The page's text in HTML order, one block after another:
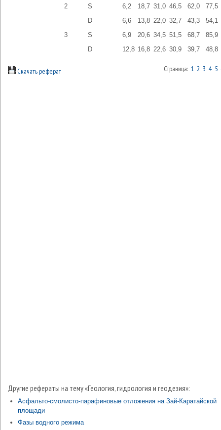
2 S 6,2 18,7 31,0 46,5 62,0
77,5
D
6,6 13,8 22,0 32,7 43,3
54,1
3
S 6,9 20,6 34,5 51,5 68,7
85,9
D
12,8 16,8 22,6 30,9 39,7 48,8
Скачать реферат Страница: 1 2 3 4 5
Другие рефераты на тему «Геология, гидрология и геодезия»:
Асфальто-смолисто-парафиновые отложения на Зай-Каратайской
площади
Фазы водного режима